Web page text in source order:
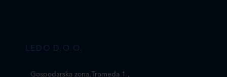
LEDO D.O.O.
Gospodarska zona,Tromeđa 1 ,